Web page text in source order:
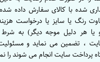
شده با کالای سفارش داده
رنگ یا سایز یا درخواست
یا هر دلیل موجه دیگر) به شرط
، تضمین می نماید و
پرداخت سایت انجام می شوند را